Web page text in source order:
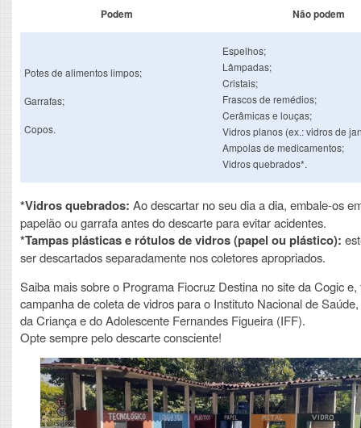
Podem Não podem
Potes de alimentos limpos;
Garrafas;
Copos.
Espelhos;
Lâmpadas;
Cristais;
Frascos de remédios;
Cerâmicas e louças;
Vidros planos (ex.: vidros de
Ampolas de medicamentos;
Vidros quebrados*.
*Vidros quebrados: Ao descartar no seu dia a dia, embale-os
papelão ou garrafa antes do descarte para evitar acidentes.
*Tampas plásticas e rótulos de vidros (papel ou plástico):
ser descartados separadamente nos coletores apropriados.
Saiba mais sobre o Programa Fiocruz Destina no site da Cogic e,
campanha de coleta de vidros para o Instituto Nacional de
da Criança e do Adolescente Fernandes Figueira (IFF).
Opte sempre pelo descarte consciente!